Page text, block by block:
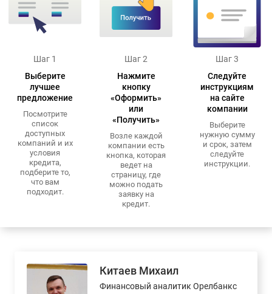
Шаг 1
Выберите
лучшее
предложение
Посмотрите
список
доступных
компаний и их
условия
кредита,
подберите то,
что вам
подходит.
Шаг 2
Нажмите
кнопку
«Оформить»
или
«Получить»
Возле каждой
компании есть
кнопка, которая
ведет на
страницу, где
можно подать
заявку на
кредит.
Шаг 3
Следуйте
инструкциям
на сайте
компании
Выберите
нужную сумму
и срок, затем
следуйте
инструкции.
Китаев Михаил
Финансовый аналитик Орелбанкс